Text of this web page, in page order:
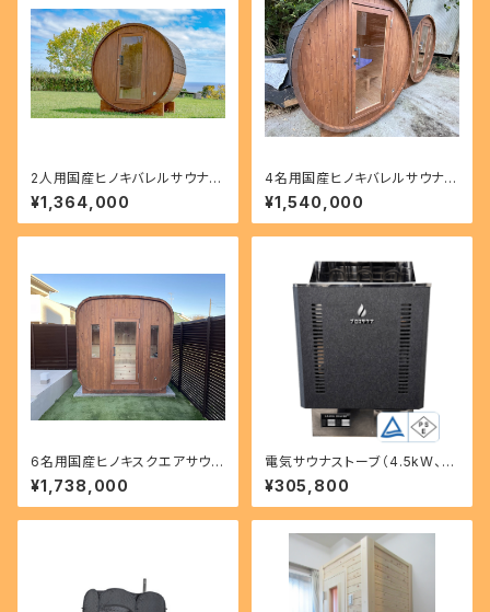
2人用国産ヒノキバレルサウナ
（サウナ本体のみ）
¥1,364,000
4名用国産ヒノキバレルサウナ
（サウナ本体のみ）
¥1,540,000
6名用国産ヒノキスクエアサウナ
（サウナ本体のみ）
¥1,738,000
電気サウナストーブ（4.5kW、6
kW、9kW）
¥305,800